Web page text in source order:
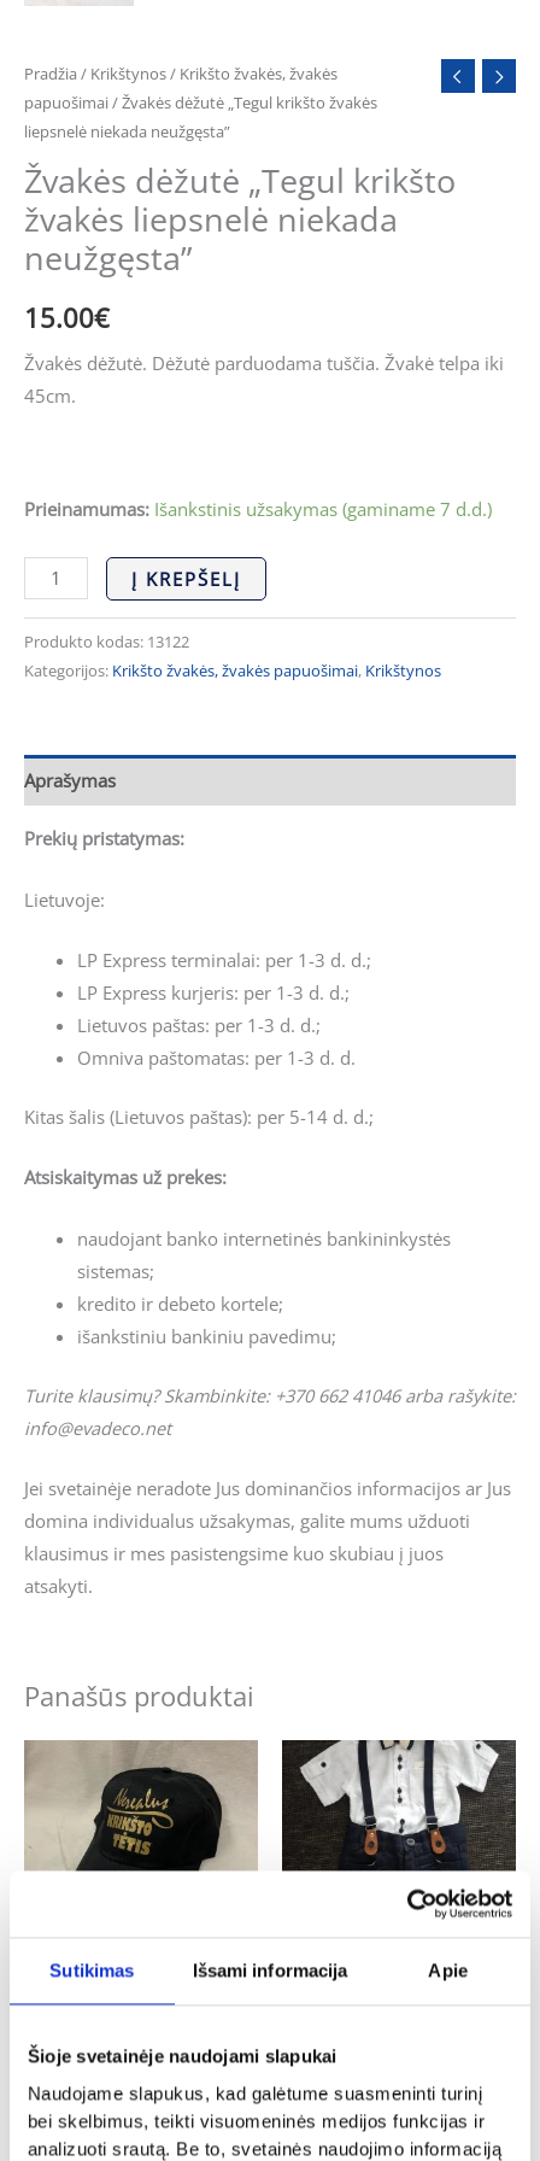
Sutikimas Išsami informacija Apie
Šioje svetainėje naudojami slapukai
Naudojame slapukus, kad galėtume suasmeninti turinį
bei skelbimus, teikti visuomeninės medijos funkcijas ir
analizuoti srautą. Be to, svetainės naudojimo informaciją
Pradžia / Krikštynos/ Krikšto žvakės, žvakės
papuošimai/ Žvakės dėžutė „Tegul krikšto žvakės
liepsnelė niekada neužgęsta”
Žvakės dėžutė „Tegul krikšto
žvakės liepsnelė niekada
neužgęsta”
15.00€
Žvakės dėžutė. Dėžutė parduodama tuščia. Žvakė telpa iki
45cm.
Prieinamumas: Išankstinis užsakymas (gaminame 7 d.d.)
niekada
Į KREPŠELĮ
Produkto kodas: 13122
Kategorijos: Krikšto žvakės, žvakės papuošimai, Krikštynos
Aprašymas
Prekių pristatymas:
Lietuvoje:
LP Express terminalai: per 1-3 d. d.;
LP Express kurjeris: per 1-3 d. d.;
Lietuvos paštas: per 1-3 d. d.;
Omniva paštomatas: per 1-3 d. d.
Kitas šalis (Lietuvos paštas): per 5-14 d. d.;
Atsiskaitymas už prekes:
naudojant banko internetinės bankininkystės
sistemas;
kredito ir debeto kortele;
išankstiniu bankiniu pavedimu;
Turite klausimų? Skambinkite: +370 662 41046 arba rašykite:
info@evadeco.net
Jei svetainėje neradote Jus dominančios informacijos ar Jus
domina individualus užsakymas, galite mums užduoti
klausimus ir mes pasistengsime kuo skubiau į juos
atsakyti.
Panašūs produktai
9.00€
Į KREPŠELĮ
22.00€
- PASIRINKITE
VARIANTĄ